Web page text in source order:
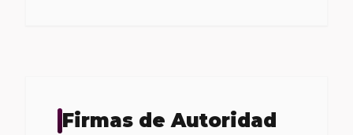
Firmas de Autoridad